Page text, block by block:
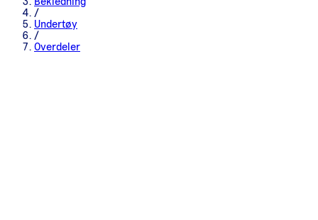
/
Undertøy
/
Overdeler